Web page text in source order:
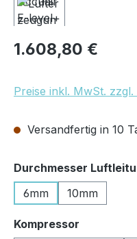
Regulärer Preis:
1.608,80 €
Preise inkl. MwSt.
Versandfertig in 10
Durchmesser
6mm
10mm
Kompressor